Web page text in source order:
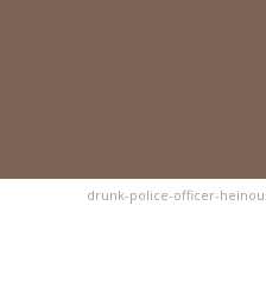
drunk-police-officer-